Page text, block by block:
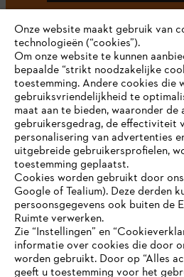
Bedrijf
STIHL FAQ
JE BROWSER
ONDERSTEUND
Onze website maakt gebruik van
technologieën (“cookies”).
Om onze website te kunnen
bepaalde “strikt noodzakelijke
toestemming. Andere cookies die
gebruiksvriendelijkheid te
maat aan te bieden, waaronder de
gebruikersgedrag, de effectiviteit
personalisering van advertenties
uitgebreide gebruikersprofielen,
toestemming geplaatst.
Cookies worden gebruikt door
Google of Tealium). Deze derden
persoonsgegevens ook buiten de
Ruimte verwerken.
Zie “Instellingen” en
informatie over cookies die door
worden gebruikt. Door op “Alles
geeft u toestemming voor het